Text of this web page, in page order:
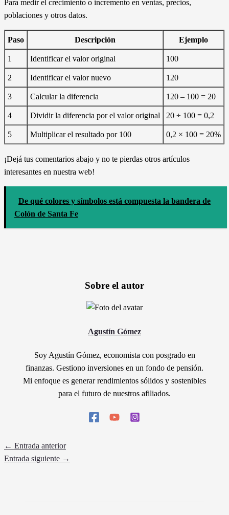
Para medir el crecimiento o incremento en ventas, precios,
poblaciones y otros datos.
Paso Descripción Ejemplo
1 Identificar el valor original 100
2 Identificar el valor nuevo 120
3 Calcular la diferencia 120 – 100 = 20
4 Dividir la diferencia por el valor original 20 ÷ 100 = 0,2
5 Multiplicar el resultado por 100 0,2 × 100 = 20%
¡Dejá tus comentarios abajo y no te pierdas otros artículos
interesantes en nuestra web!
De qué colores y símbolos está compuesta la bandera de
Colón de Santa Fe
Sobre el autor
Agustín Gómez
Soy Agustín Gómez, economista con posgrado en
finanzas. Gestiono inversiones en un fondo de pensión.
Mi enfoque es generar rendimientos sólidos y sostenibles
para el futuro de nuestros afiliados.
← Entrada anterior
Entrada siguiente →